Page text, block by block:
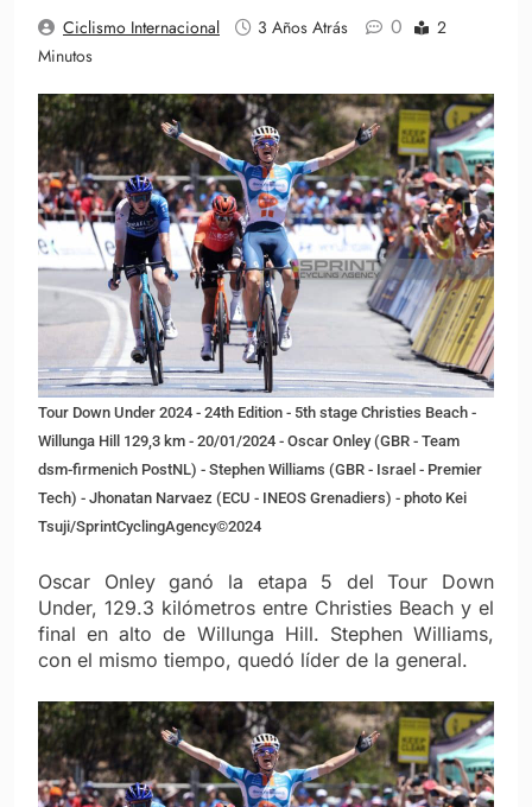
Ciclismo Internacional 3 Años Atrás 0
2
Minutos
Tour Down Under 2024 - 24th Edition - 5th stage Christies Beach -
Willunga Hill 129,3 km - 20/01/2024 - Oscar Onley (GBR - Team
dsm-firmenich PostNL) - Stephen Williams (GBR - Israel - Premier
Tech) - Jhonatan Narvaez (ECU - INEOS Grenadiers) - photo Kei
Tsuji/SprintCyclingAgency©2024
Oscar Onley ganó la etapa 5 del Tour Down
Under, 129.3 kilómetros entre Christies Beach y el
final en alto de Willunga Hill. Stephen Williams,
con el mismo tiempo, quedó líder de la general.